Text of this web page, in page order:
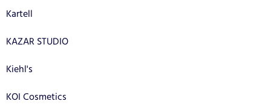
Kartell
KAZAR STUDIO
Kiehl's
KOI Cosmetics